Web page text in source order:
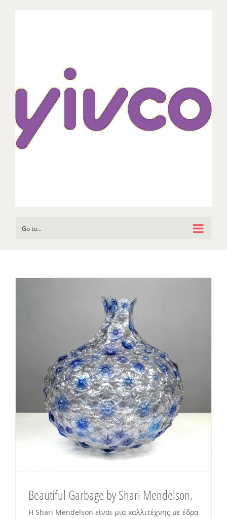
Go to...
Beautiful Garbage by Shari Mendelson.
Η Shari Mendelson είναι μια καλλιτέχνης με έδρα